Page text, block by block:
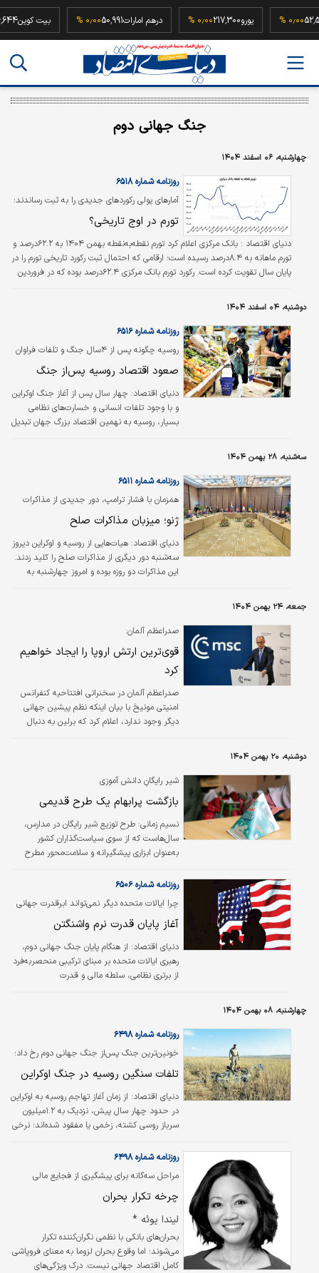
52,500,000 یورو217,300 درهم امارات50,991 بیت
جنگ جهانی دوم
چهارشنبه، ۰۶ اسفند ۱۴۰۴
آمارهای پولی رکوردهای جدیدی را به ثبت رساندند؛
روزنامه شماره ۶۵۱۸
تورم در اوج تاریخی؟
دنیای اقتصاد :
بانک مرکزی اعلام کرد تورم نقطه‌به‌نقطه بهمن ۱۴۰۴ به ۶۲.۲درصد و
تورم ماهانه به ۸.۴درصد رسیده است؛ ارقامی که احتمال ثبت رکورد تاریخی تورم را در
پایان سال تقویت کرده است. رکورد تورم بانک مرکزی ۶۲.۴درصد بوده که در فروردین
ترجیحی در دی‌ماه بود. همچنین رشد نقدینگی در آذر ماه نسبت به ماه مشابه سال
رشد دوازده ماهه پایه پولی به رقم کم‌سابقه ۵۰.۱درصد رسید.
دوشنبه، ۰۴ اسفند ۱۴۰۴
روسیه چگونه پس از ۴سال جنگ و تلفات فراوان
توانست به نهمین اقتصاد دنیا تبدیل شود؟
روزنامه شماره ۶۵۱۶
صعود اقتصاد روسیه پس‌از جنگ
دنیای اقتصاد: چهار سال پس از آغاز جنگ اوکراین
و با وجود تلفات انسانی و خسارت‌های نظامی
بسیار، روسیه به نهمین اقتصاد بزرگ جهان تبدیل
مردم تحمیل کرده است.
سه‌شنبه، ۲۸ بهمن ۱۴۰۴
همزمان با فشار ترامپ، دور جدیدی از مذاکرات
میان روسیه و اوکراین برگزار شد؛
روزنامه شماره ۶۵۱۱
ژنو؛ میزبان مذاکرات صلح
دنیای‌ اقتصاد: هیات‌هایی از روسیه و اوکراین دیروز
سه‌شنبه دور دیگری از مذاکرات صلح را کلید زدند.
این مذاکرات دو روزه بوده و امروز چهارشنبه به
جنگ جهانی دوم فشار می‌آورد.
جمعه، ۲۴ بهمن ۱۴۰۴
صدراعظم آلمان:
قوی‌ترین ارتش اروپا را ایجاد خواهیم
کرد
صدراعظم آلمان در سخنرانی افتتاحیه کنفرانس
امنیتی مونیخ با بیان اینکه نظم پیشین جهانی
دیگر وجود ندارد، اعلام کرد که برلین به دنبال
دوشنبه، ۲۰ بهمن ۱۴۰۴
شیر رایگانِ دانش آموزی
بازگشت پرابهام یک طرح قدیمی
نسیم زمانی: طرح توزیع شیر رایگان در مدارس،
سال‌هاست که از سوی سیاست‌گذاران کشور
به‌عنوان ابزاری پیشگیرانه و سلامت‌محور مطرح
بروز هزینه‌های سنگین درمانی در دهه‌های آینده
جلوگیری کند. با این حال، هر بار اجرای آن با
بهانه‌ها و توجیهاتی به تأخیر افتاده است.
چرا ایالات متحده دیگر نمی‌تواند ابرقدرت جهانی
باشد؟
روزنامه شماره ۶۵۰۶
آغاز پایان قدرت نرم واشنگتن
دنیای اقتصاد: از هنگام پایان جنگ جهانی دوم،
رهبری ایالات متحده بر مبنای ترکیبی منحصر‌به‌فرد
از برتری نظامی، سلطه مالی و قدرت
بماند. اما رخدادهای اخیر نشان‌دهنده تغییرات
عمده‌ای هستند که گویای افول تدریجی این قدرت
و کاهش نفوذ ایالات متحده در جهان است. این
تغییرات به‌ویژه در آسیا به وضوح مشاهده می‌شود
و جهان در حال سازگاری با این تحولات است.
چهارشنبه، ۰۸ بهمن ۱۴۰۴
خونین‌ترین جنگ پس‌از جنگ جهانی دوم رخ داد؛
روزنامه شماره ۶۴۹۸
تلفات سنگین روسیه در جنگ اوکراین
دنیای اقتصاد: از زمان آغاز تهاجم روسیه به اوکراین
در حدود چهار سال پیش، نزدیک به ۱.۲میلیون
سرباز روسی کشته، زخمی یا مفقود شده‌اند؛ نرخی
جنگ جهانی دوم تاکنون مشاهده نشده است.
گزارش «مرکز مطالعات استراتژیک و بین‌المللی»
(CSIS) حاکی از آن است که این هزینه انسانی
گزاف، دستاوردهای ارضی نسبتا اندکی را در میدان
تحت کنترل خود در اوکراین افزوده است.
مراحل سه‌گانه برای پیشگیری از فجایع مالی
بررسی شد
روزنامه شماره ۶۴۹۸
چرخه تکرار بحران
لیندا یوئه *
بحران‌های بانکی با نظمی نگران‌کننده تکرار
می‌شوند؛ اما وقوع بحران لزوما به معنای فروپاشی
کامل اقتصاد جهانی نیست. درک ویژگی‌های